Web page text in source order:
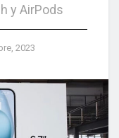
y AirPods
2023